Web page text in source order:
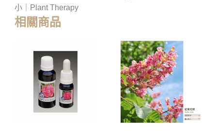
小｜Plant Therapy
相關商品